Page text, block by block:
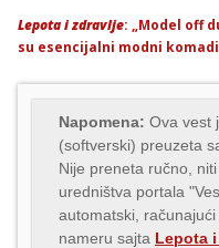
Lepota i zdravlje: „Model off
su esencijalni modni
Napomena: Ova vest
(softverski) preuzeta
Nije preneta ručno,
uredništva portala
automatski,
nameru sajta Lepota